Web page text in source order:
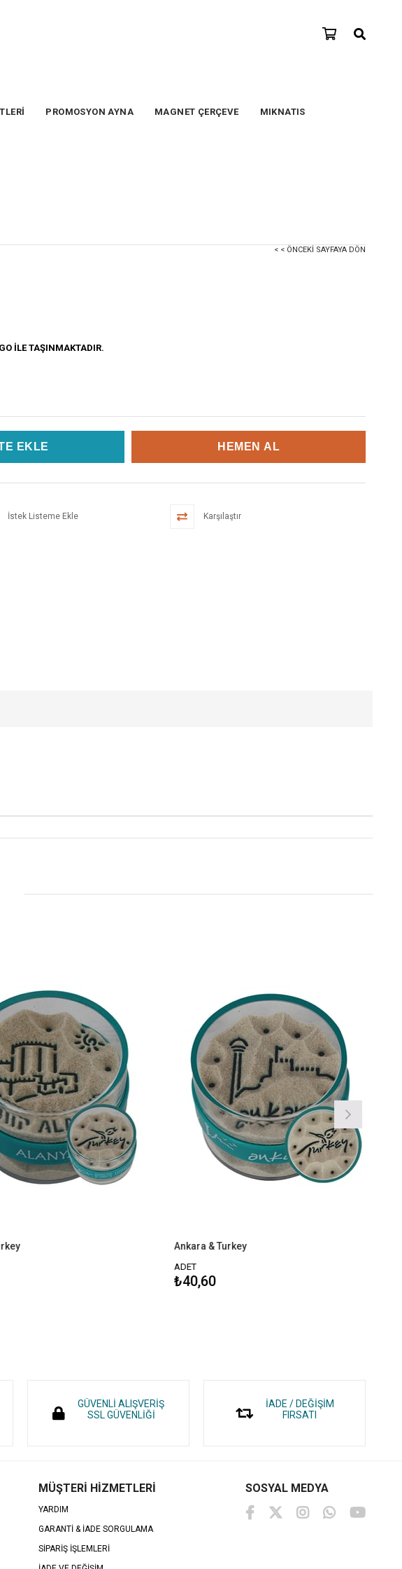
PROMOSYON AYNA MAGNET ÇERÇEVE MIKNATIS
< < ÖNCEKI SAYFAYA DÖN
İLE TAŞINMAKTADIR.
İstek Listeme Ekle Karşılaştır
Ankara & Turkey
₺40,60
GÜVENLİ ALIŞVERİŞ
SSL GÜVENLİĞİ
İADE / DEĞİŞİM
FIRSATI
MÜŞTERİ HİZMETLERİ
YARDIM
GARANTİ & İADE SORGULAMA
SİPARİŞ İŞLEMLERİ
SOSYAL MEDYA